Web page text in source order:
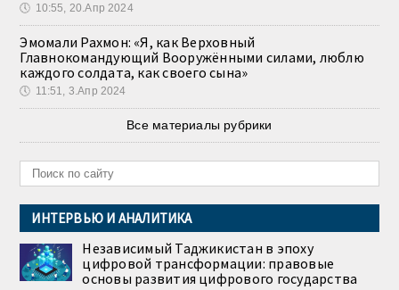
🕔 10:55, 20.Апр 2024
Эмомали Рахмон: «Я, как Верховный
Главнокомандующий Вооружёнными силами, люблю
каждого солдата, как своего сына»
🕔 11:51, 3.Апр 2024
Все материалы рубрики
ИНТЕРВЬЮ И АНАЛИТИКА
Независимый Таджикистан в эпоху
цифровой трансформации: правовые
основы развития цифрового государства